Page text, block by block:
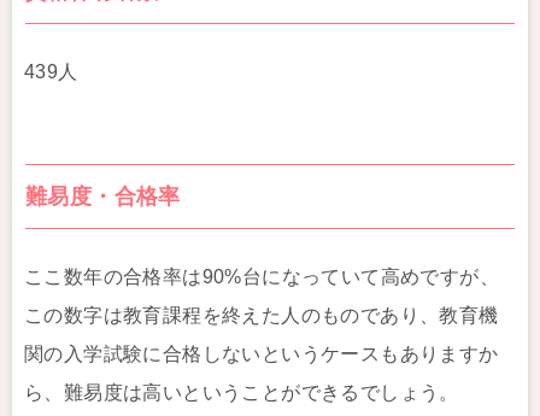
439人
難易度・合格率
ここ数年の合格率は90%台になっていて高めですが、
この数字は教育課程を終えた人のものであり、教育機
関の入学試験に合格しないというケースもありますか
ら、難易度は高いということができるでしょう。